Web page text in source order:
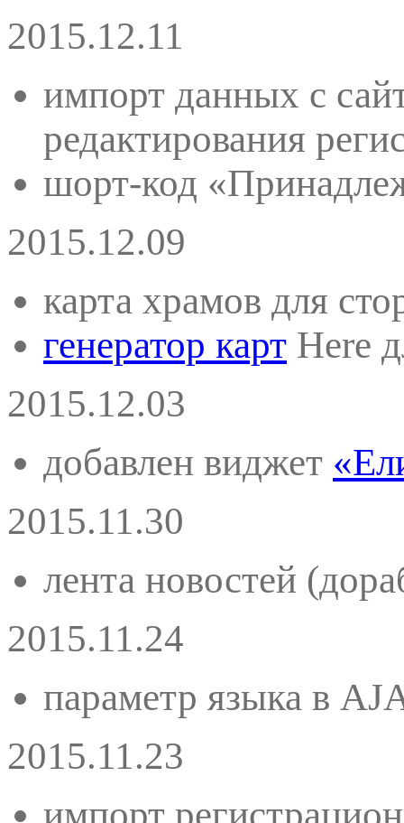
2015.12.11
импорт данных с
редактирования
шорт-код
2015.12.09
карта храмов для
генератор карт Here
2015.12.03
добавлен виджет
2015.11.30
лента новостей
2015.11.24
параметр языка в
2015.11.23